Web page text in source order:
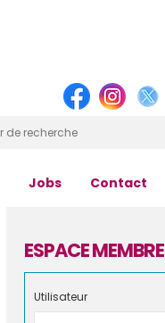
Jobs Contact
ESPACE MEMBRE
Utilisateur